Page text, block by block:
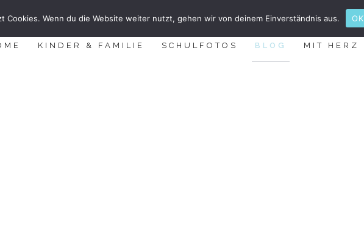
KINDER & FAMILIE SCHULFOTOS BLOG MIT HERZ
Cookies. Wenn du die Website weiter nutzt, gehen wir von deinem Einverständnis aus. OK